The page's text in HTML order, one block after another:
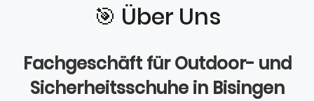
🎯️ Über Uns
Fachgeschäft für Outdoor- und
Sicherheitsschuhe in Bisingen